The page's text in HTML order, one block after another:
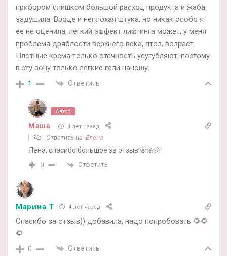
прибором слишком большой расход продукта и жаба
задушила. Вроде и неплохая штука, но никак особо я
ее не оценила, легкий эффект лифтинга может, у меня
проблема дряблости верхнего века, птоз, возраст.
Плотные крема только отечность усугубляют, поэтому
в эту зону только легкие гели наношу.
1 Ответить
Автор
Маша 4 лет назад
Ответить на Елена
Лена, спасибо большое за отзыв!🌼🌼🌼
0 Ответить
Марина Т 4 лет назад
Спасибо за отзыв)) добавила, надо попробовать 🌻🌻
🌻
0 Ответить